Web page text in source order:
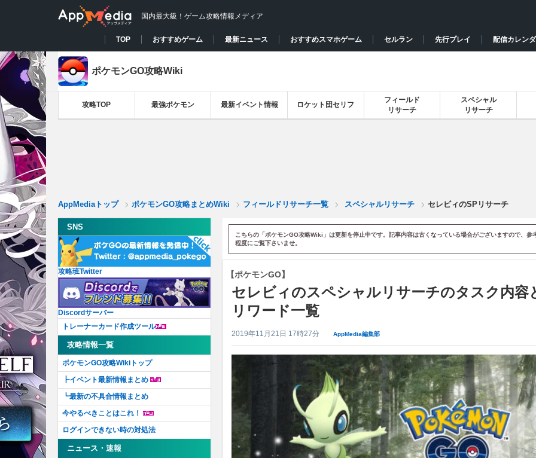
国内最大級！ゲーム攻略情報メディア
TOP おすすめゲーム 最新ニュース おすすめスマホゲーム セルラン 先行プレイ 配信カレン
ポケモンGO攻略Wiki
攻略TOP 最強ポケモン 最新イベント情報 ロケット団セリフ
フィールド
リサーチ
スペシャル
リサーチ
AppMediaトップ ポケモンGO攻略まとめWiki フィールドリサーチ一覧 スペシャルリサーチ セレビィのSPリサーチ
こちらの「ポケモンGO攻略Wiki」は更新を停止中です。記事内容は古くなっている場合がございますので、参
程度にご覧下さいませ。
【ポケモンGO】
セレビィのスペシャルリサーチのタスク内容
リワード一覧
2019年11月21日 17時27分 AppMedia編集部
SNS
攻略班Twitter
Discordサーバー
トレーナーカード作成ツール
攻略情報一覧
ポケモンGO攻略Wikiトップ
┠イベント最新情報まとめ
┗最新の不具合情報まとめ
今やるべきことはこれ！
ログインできない時の対処法
ニュース・速報